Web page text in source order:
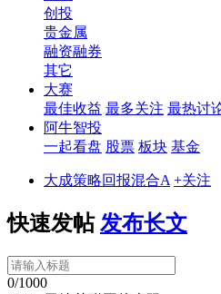
创投
贵金属
融资融券
其它
大赛
最佳收益 最多关注 最热讨
阿牛智投
一起看盘 股票 板块 基金
大成策略回报混合A +关注
快速发帖 发布长文
0/1000